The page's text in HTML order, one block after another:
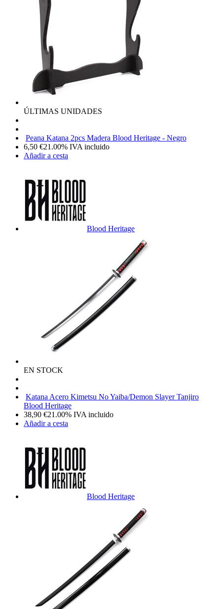
ÚLTIMAS UNIDADES
Peana Katana 2pcs Madera Blood Heritage - Negro
6,50 €21.00% IVA incluido
Añadir a cesta
Blood Heritage
EN STOCK
Katana Acero Kimetsu No Yaiba/Demon Slayer Tanjiro
Blood Heritage
38,90 €21.00% IVA incluido
Añadir a cesta
Blood Heritage